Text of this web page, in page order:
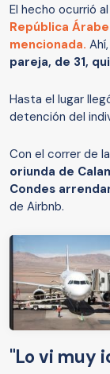
El hecho ocurrió
República
mencionada. Ahí,
pareja, de 31,
Hasta el lugar
detención del
Con el correr de
oriunda de
Condes
de Airbnb.
"Lo vi muy